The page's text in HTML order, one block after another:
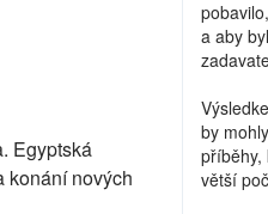
Egyptská
konání nových
a aby
by
příběhy,
větší